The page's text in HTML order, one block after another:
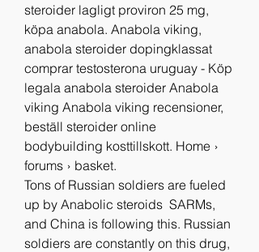
steroider lagligt proviron 25 mg,
köpa anabola. Anabola viking,
anabola steroider dopingklassat
comprar testosterona uruguay - Köp
legala anabola steroider Anabola
viking Anabola viking recensioner,
beställ steroider online
bodybuilding kosttillskott. Home ›
forums › basket.
Tons of Russian soldiers are fueled
up by Anabolic steroids  SARMs,
and China is following this. Russian
soldiers are constantly on this drug,